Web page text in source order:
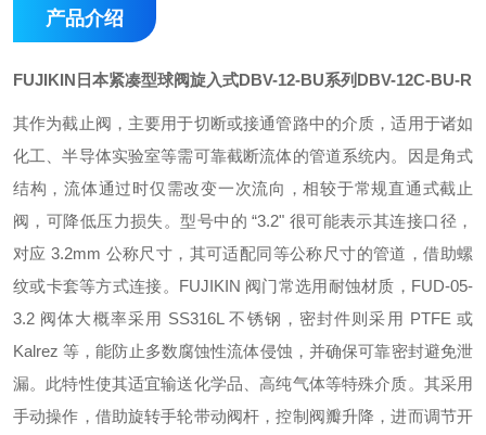
产品介绍
FUJIKIN日本紧凑型球阀旋入式DBV-12-BU系列 DBV-12C-BU-R
其作为截止阀，主要用于切断或接通管路中的介质，适用于诸如
化工、半导体实验室等需可靠截断流体的管道系统内。因是角式
结构，流体通过时仅需改变一次流向，相较于常规直通式截止
阀，可降低压力损失。型号中的 “3.2" 很可能表示其连接口径，
对应 3.2mm 公称尺寸，其可适配同等公称尺寸的管道，借助螺
纹或卡套等方式连接。FUJIKIN 阀门常选用耐蚀材质，FUD-05-
3.2 阀体大概率采用 SS316L 不锈钢，密封件则采用 PTFE 或
Kalrez 等，能防止多数腐蚀性流体侵蚀，并确保可靠密封避免泄
漏。此特性使其适宜输送化学品、高纯气体等特殊介质。其采用
手动操作，借助旋转手轮带动阀杆，控制阀瓣升降，进而调节开